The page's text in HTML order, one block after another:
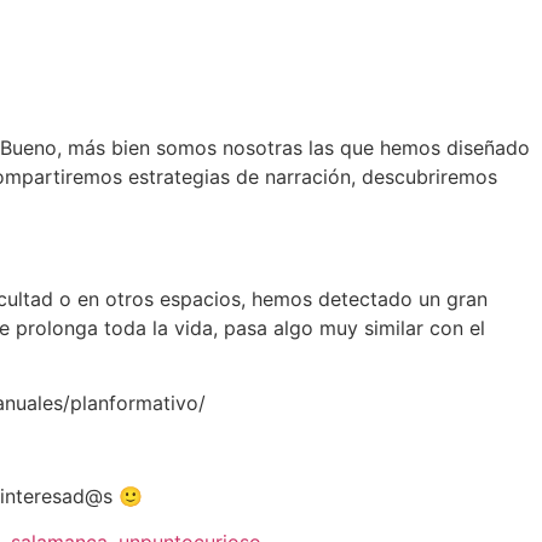
más bien somos nosotras las que hemos diseñado
estrategias de narración, descubriremos
o en otros espacios, hemos detectado un gran
prolonga toda la vida, pasa algo muy similar con el
planformativo/
🙂